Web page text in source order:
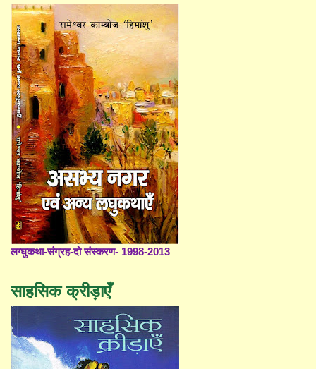
लग्घुकथा-संग्रह-दो संस्करण- 1998-2013
साहसिक क्रीड़ाएँ